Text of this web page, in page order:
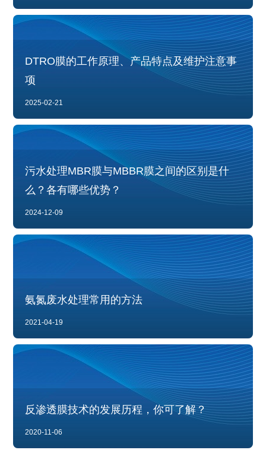
DTRO膜的工作原理、产品特点及维护注意事
项
2025-02-21
污水处理MBR膜与MBBR膜之间的区别是什
么？各有哪些优势？
2024-12-09
氨氮废水处理常用的方法
2021-04-19
反渗透膜技术的发展历程，你可了解？
2020-11-06